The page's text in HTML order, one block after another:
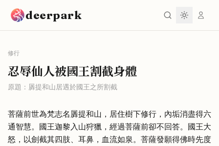
deerpark
修行
忍辱仙人被國王割截身體
原題： 羼提和山居遇於國王之所割截
菩薩前世為梵志名羼提和山，居住樹下修行，內垢消盡得六
通智慧。國王迦黎入山狩獵，經過菩薩前卻不回答。國王大
怒，以劍截其四肢、耳鼻，血流如泉。菩薩發願得佛時先度